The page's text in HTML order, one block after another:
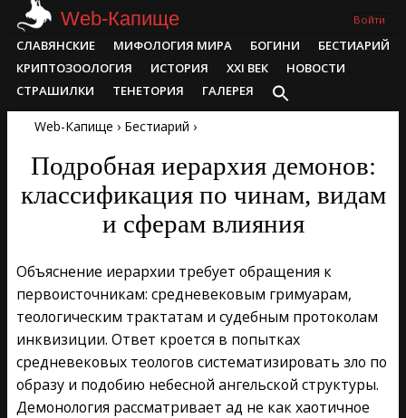
Skip
Web-Капище Войти
Primary
Navigation
Menu
СЛАВЯНСКИЕ МИФОЛОГИЯ МИРА БОГИНИ
БЕСТИАРИЙ
КРИПТОЗООЛОГИЯ
ИСТОРИЯ XXI ВЕК
НОВОСТИ
СТРАШИЛКИ
ТЕНЕТОРИЯ ГАЛЕРЕЯ
Web-Капище › Бестиарий ›
Подробная иерархия демонов:
классификация по чинам, видам
и сферам влияния
Объяснение иерархии требует обращения к
первоисточникам: средневековым гримуарам,
теологическим трактатам и судебным протоколам
инквизиции. Ответ кроется в попытках
средневековых теологов систематизировать зло по
образу и подобию небесной ангельской структуры.
Демонология рассматривает ад не как хаотичное